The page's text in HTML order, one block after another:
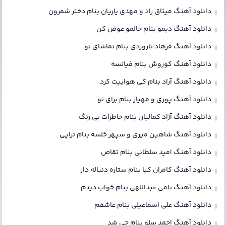
دانلود آهنگ میثاق راد و مهدی یاریان بنام دختر شمرون
دانلود آهنگ دیمو بنام حالمو عوض کن
دانلود آهنگ فرهاد تاروردی بنام تماشای تو
دانلود آهنگ کوروش بنام فیانسه
دانلود آهنگ آراد بنام کی هواییت کرد
دانلود آهنگ پوری و مهیار بنام برای تو
دانلود آهنگ آزاد کمالیان بنام خاطرات بی رنگ
دانلود آهنگ شاهین میری و سپهر خلسه بنام تراپی
دانلود آهنگ امید سلطانی بنام تقاص
دانلود آهنگ کامران کیا بنام ستاره دنباله دار
دانلود آهنگ نامی عبداللهی بنام خواب دیدم
دانلود آهنگ علی اسماعیلی بنام عاشقم
دانلود آهنگ احمد سلو بنام چی شد